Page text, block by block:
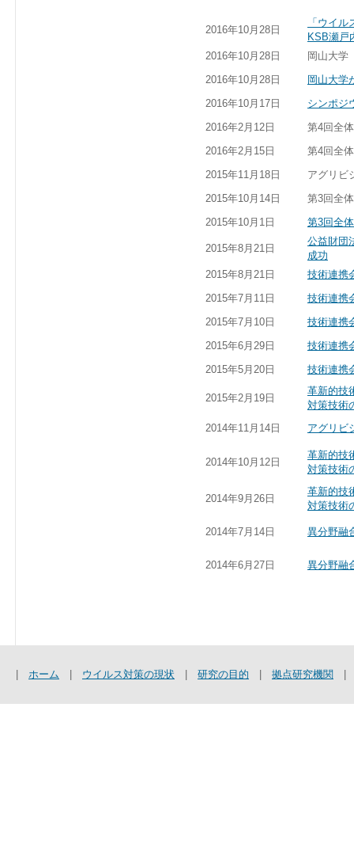
2016年10月28日
「ウイ
KSB瀬戸
2016年10月28日
岡山大
2016年10月28日
岡山大学
2016年10月17日
シンポジ
2016年2月12日
第4回全
2016年2月15日
第4回全
2015年11月18日
アグリビ
2015年10月14日
第3回全
2015年10月1日
第3回全
2015年8月21日
公益財団
成功
2015年8月21日
技術連携
2015年7月11日
技術連携
2015年7月10日
技術連携
2015年6月29日
技術連携
2015年5月20日
技術連携
2015年2月19日
革新的技
対策技術
2014年11月14日
アグリビ
2014年10月12日
革新的技
対策技術
2014年9月26日
革新的技
対策技術
2014年7月14日 異分野融
2014年6月27日 異分野融
ホーム ウイルス対策の現状 研究の目的 拠点研究機関